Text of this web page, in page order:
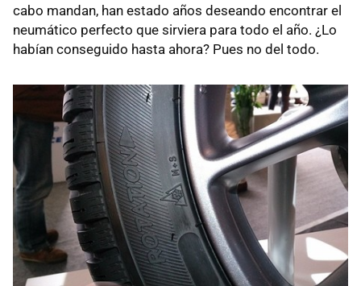
cabo mandan, han estado años deseando encontrar el
neumático perfecto que sirviera para todo el año. ¿Lo
habían conseguido hasta ahora? Pues no del todo.